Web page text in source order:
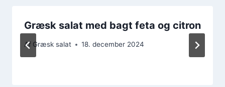
Græsk salat med bagt feta og citron
Af Græsk salat 18. december 2024